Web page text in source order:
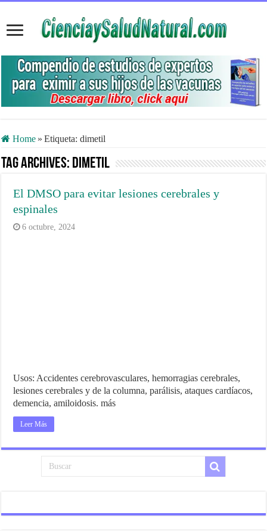
Home » Etiqueta:dimetil
Tag Archives: dimetil
El DMSO para evitar lesiones cerebrales y
espinales
6 octubre, 2024
Usos: Accidentes cerebrovasculares, hemorragias cerebrales,
lesiones cerebrales y de la columna, parálisis, ataques cardíacos,
demencia, amiloidosis. más
Leer Más